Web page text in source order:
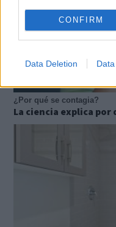
CONFIRM
Data Deletion
¿Por qué se contagia?
La ciencia explica